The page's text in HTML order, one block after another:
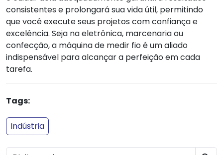
consistentes e prolongará sua vida útil, permitindo
que você execute seus projetos com confiança e
excelência. Seja na eletrônica, marcenaria ou
confecção, a máquina de medir fio é um aliado
indispensável para alcançar a perfeição em cada
tarefa.
Tags:
Indústria